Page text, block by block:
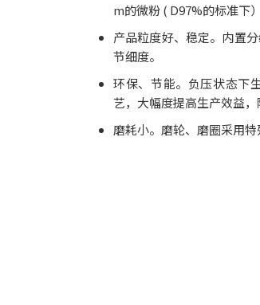
m的微粉 ( D97%的标准下
产品粒度好、稳定。内置
节细度。
环保、节能。负压状态下
艺，大幅度提高生产效益，
磨耗小。磨轮、磨圈采用